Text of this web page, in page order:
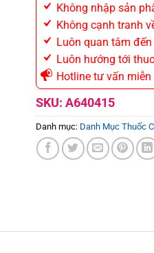
Không nhập sản
Không cạnh tranh
Luôn quan tâm
Luôn hướng tới
Hotline tư vấn
SKU: A640415
Danh mục: Danh Mục Thuốc